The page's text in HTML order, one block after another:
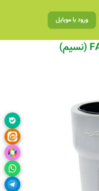
ورود با موبایل